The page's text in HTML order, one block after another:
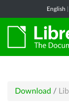
English
Download /